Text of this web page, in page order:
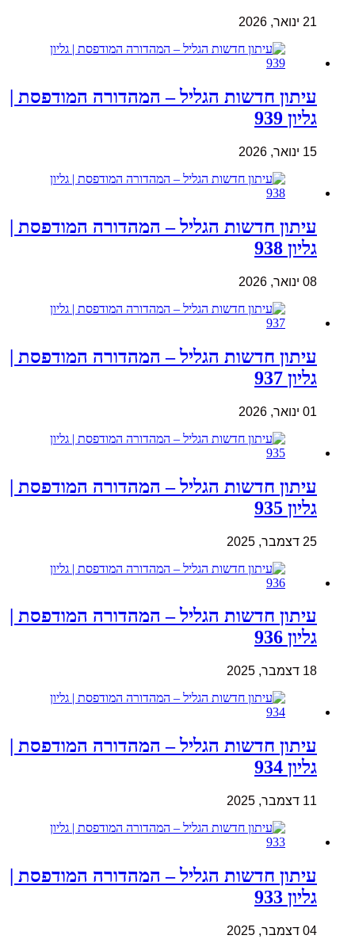
21 ינואר, 2026
עיתון חדשות הגליל – המהדורה המודפסת |
גליון 939
15 ינואר, 2026
עיתון חדשות הגליל – המהדורה המודפסת |
גליון 938
08 ינואר, 2026
עיתון חדשות הגליל – המהדורה המודפסת |
גליון 937
01 ינואר, 2026
עיתון חדשות הגליל – המהדורה המודפסת |
גליון 935
25 דצמבר, 2025
עיתון חדשות הגליל – המהדורה המודפסת |
גליון 936
18 דצמבר, 2025
עיתון חדשות הגליל – המהדורה המודפסת |
גליון 934
11 דצמבר, 2025
עיתון חדשות הגליל – המהדורה המודפסת |
גליון 933
04 דצמבר, 2025